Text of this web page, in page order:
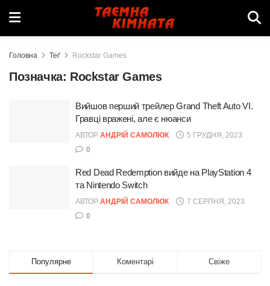
Головна Теґ Rockstar Games
Позначка: Rockstar Games
Вийшов перший трейлер Grand Theft Auto VI.
Гравці вражені, але є нюанси
АВТОР АНДРІЙ САМОЛЮК
5 ГРУДНЯ, 2023
0
Red Dead Redemption вийде на PlayStation 4
та Nintendo Switch
АВТОР АНДРІЙ САМОЛЮК
7 СЕРПНЯ, 2023
0
Популярне Коментарі Свіже